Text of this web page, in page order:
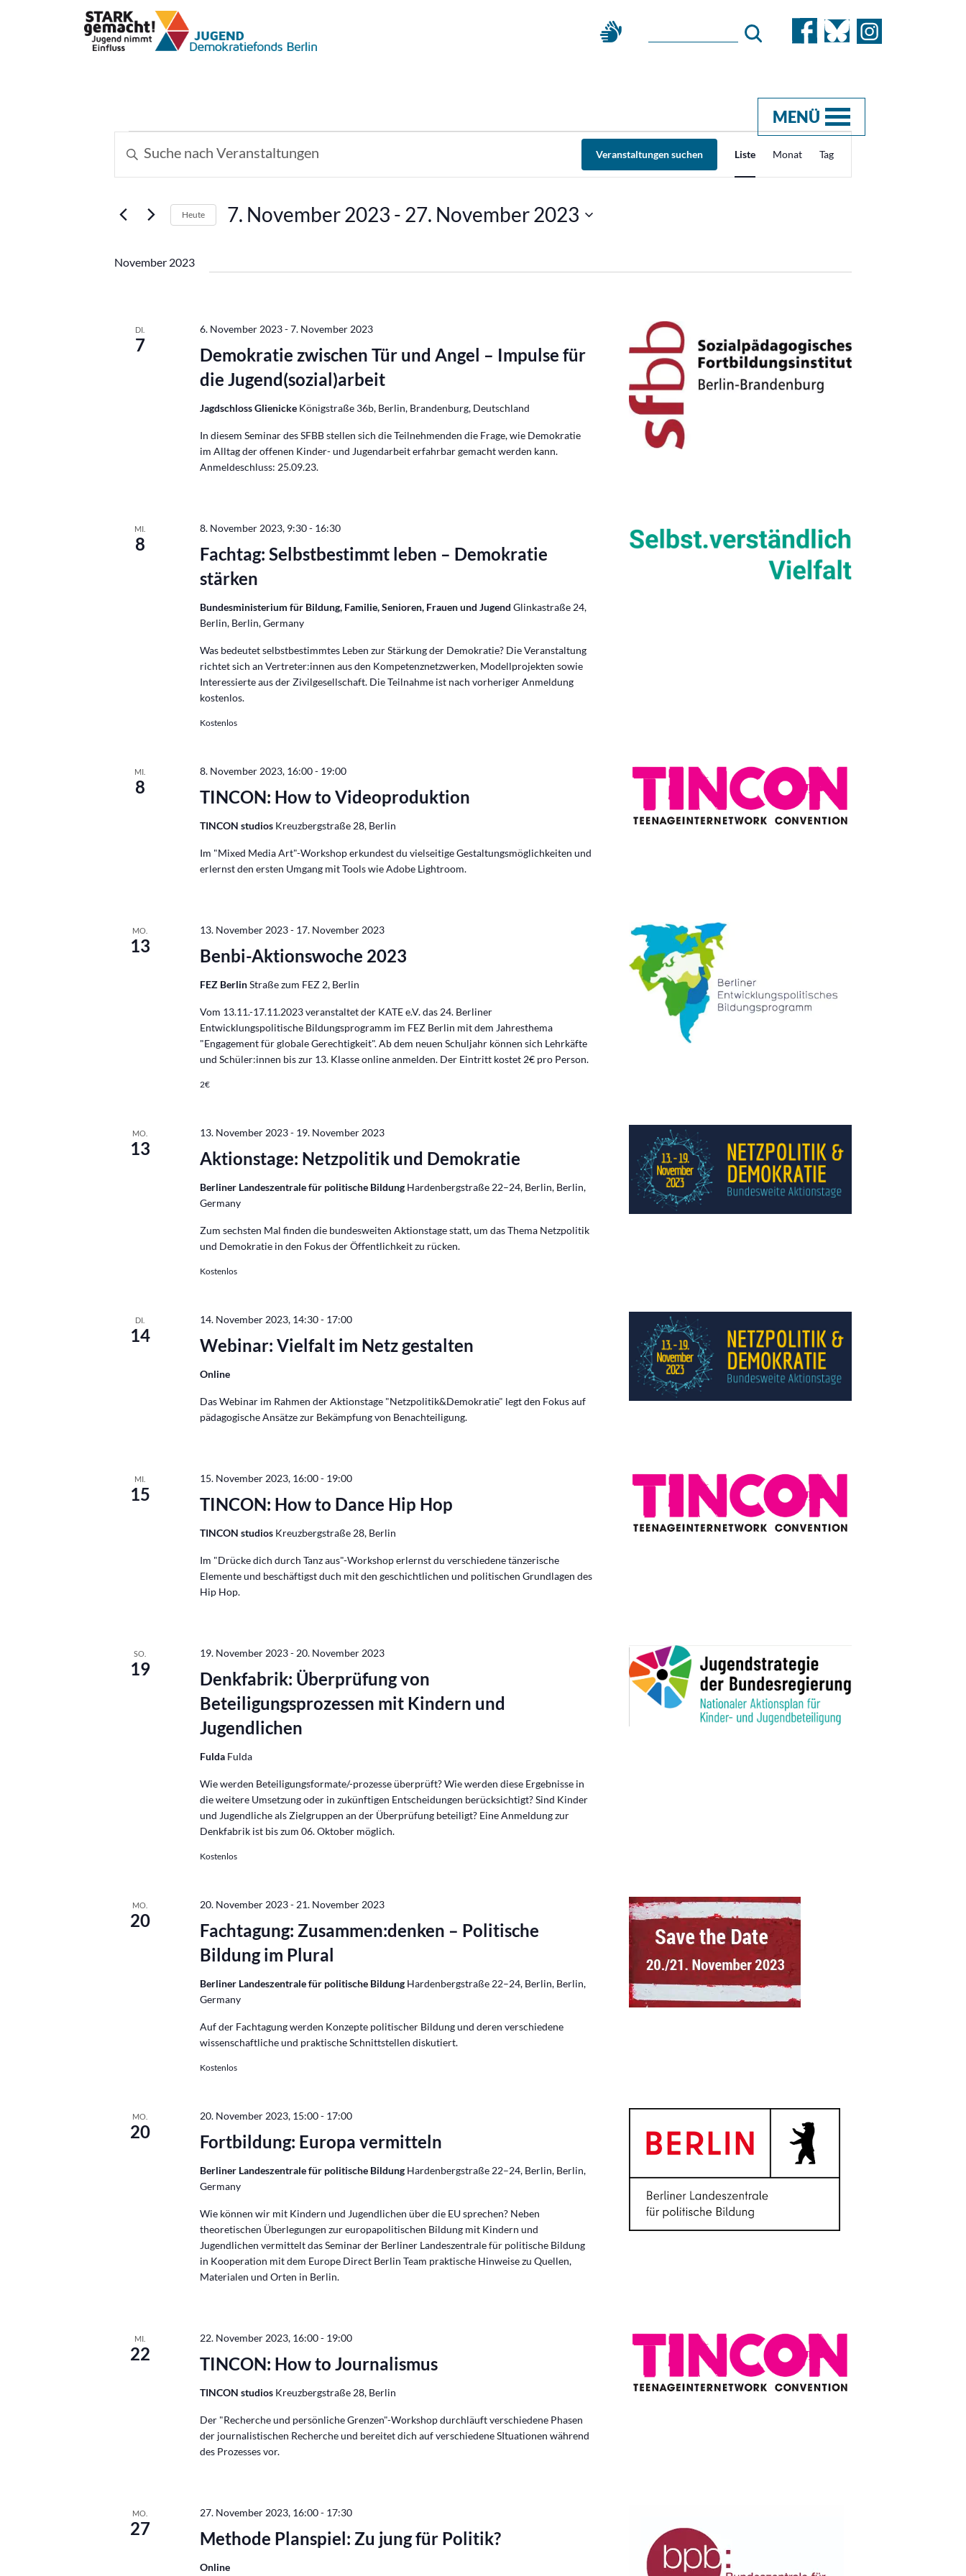
MENÜ
Veranstaltungen
Veranstaltungen
Suche
und
Navigation
Bitte
nach
Schlüsselwort.
Veranstaltungen suchen
Veranstaltung
Ansichten-
Navigation
Liste Monat Tag
Heute 7. November 2023 - 27. November 2023
November 2023
DI.
7
Demokratie zwischen Tür und Angel – Impulse für
die Jugend(sozial)arbeit
6. November 2023-7. November 2023
Jagdschloss Glienicke Königstraße 36b, Berlin, Brandenburg, Deutschland
In diesem Seminar des SFBB stellen sich die Teilnehmenden die Frage, wie Demokratie
im Alltag der offenen Kinder- und Jugendarbeit erfahrbar gemacht werden kann.
Anmeldeschluss: 25.09.23.
MI.
8
Fachtag: Selbstbestimmt leben – Demokratie
stärken
8. November 2023, 9:30- 16:30
Bundesministerium für Bildung, Familie, Senioren, Frauen und JugendGlinkastraße 24,
Berlin, Berlin, Germany
Was bedeutet selbstbestimmtes Leben zur Stärkung der Demokratie? Die Veranstaltung
richtet sich an Vertreter:innen aus den Kompetenznetzwerken, Modellprojekten sowie
Interessierte aus der Zivilgesellschaft. Die Teilnahme ist nach vorheriger Anmeldung
kostenlos.
Kostenlos
MI.
8 TINCON: How to Videoproduktion
8. November 2023, 16:00- 19:00
TINCON studios Kreuzbergstraße 28, Berlin
Im "Mixed Media Art"-Workshop erkundest du vielseitige Gestaltungsmöglichkeiten und
erlernst den ersten Umgang mit Tools wie Adobe Lightroom.
MO.
13 Benbi-Aktionswoche 2023
13. November 2023- 17. November 2023
FEZ BerlinStraße zum FEZ 2, Berlin
Vom 13.11.-17.11.2023 veranstaltet der KATE e.V. das 24. Berliner
Entwicklungspolitische Bildungsprogramm im FEZ Berlin mit dem Jahresthema
"Engagement für globale Gerechtigkeit". Ab dem neuen Schuljahr können sich Lehrkäfte
und Schüler:innen bis zur 13. Klasse online anmelden. Der Eintritt kostet 2€ pro Person.
2€
MO.
13 Aktionstage: Netzpolitik und Demokratie
13. November 2023- 19. November 2023
Berliner Landeszentrale für politische Bildung Hardenbergstraße 22–24, Berlin, Berlin,
Germany
Zum sechsten Mal finden die bundesweiten Aktionstage statt, um das Thema Netzpolitik
und Demokratie in den Fokus der Öffentlichkeit zu rücken.
Kostenlos
DI.
14 Webinar: Vielfalt im Netz gestalten
14. November 2023, 14:30- 17:00
Online
Das Webinar im Rahmen der Aktionstage "Netzpolitik&Demokratie" legt den Fokus auf
pädagogische Ansätze zur Bekämpfung von Benachteiligung.
MI.
15 TINCON: How to Dance Hip Hop
15. November 2023, 16:00- 19:00
TINCON studios Kreuzbergstraße 28, Berlin
Im "Drücke dich durch Tanz aus"-Workshop erlernst du verschiedene tänzerische
Elemente und beschäftigst duch mit den geschichtlichen und politischen Grundlagen des
Hip Hop.
SO.
19
Denkfabrik: Überprüfung von
Beteiligungsprozessen mit Kindern und
Jugendlichen
19. November 2023- 20. November 2023
Fulda Fulda
Wie werden Beteiligungsformate/-prozesse überprüft? Wie werden diese Ergebnisse in
die weitere Umsetzung oder in zukünftigen Entscheidungen berücksichtigt? Sind Kinder
und Jugendliche als Zielgruppen an der Überprüfung beteiligt? Eine Anmeldung zur
Denkfabrik ist bis zum 06. Oktober möglich.
Kostenlos
MO.
20
Fachtagung: Zusammen:denken – Politische
Bildung im Plural
20. November 2023- 21. November 2023
Berliner Landeszentrale für politische Bildung Hardenbergstraße 22–24, Berlin, Berlin,
Germany
Auf der Fachtagung werden Konzepte politischer Bildung und deren verschiedene
wissenschaftliche und praktische Schnittstellen diskutiert.
Kostenlos
MO.
20 Fortbildung: Europa vermitteln
20. November 2023, 15:00- 17:00
Berliner Landeszentrale für politische Bildung Hardenbergstraße 22–24, Berlin, Berlin,
Germany
Wie können wir mit Kindern und Jugendlichen über die EU sprechen? Neben
theoretischen Überlegungen zur europapolitischen Bildung mit Kindern und
Jugendlichen vermittelt das Seminar der Berliner Landeszentrale für politische Bildung
in Kooperation mit dem Europe Direct Berlin Team praktische Hinweise zu Quellen,
Materialen und Orten in Berlin.
MI.
22 TINCON: How to Journalismus
22. November 2023, 16:00- 19:00
TINCON studios Kreuzbergstraße 28, Berlin
Der "Recherche und persönliche Grenzen"-Workshop durchläuft verschiedene Phasen
der journalistischen Recherche und bereitet dich auf verschiedene SItuationen während
des Prozesses vor.
MO.
27 Methode Planspiel: Zu jung für Politik?
27. November 2023, 16:00- 17:30
Online